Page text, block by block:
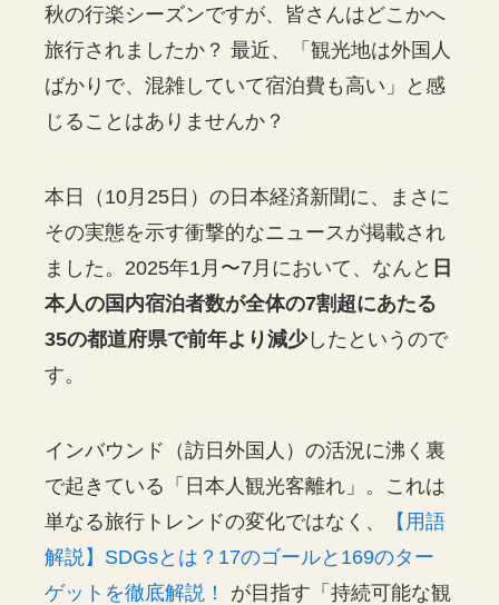
秋の行楽シーズンですが、皆さんはどこかへ
旅行されましたか？ 最近、「観光地は外国人
ばかりで、混雑していて宿泊費も高い」と感
じることはありませんか？
本日（10月25日）の日本経済新聞に、まさに
その実態を示す衝撃的なニュースが掲載され
ました。2025年1月〜7月において、なんと 日
本人の国内宿泊者数が全体の7割超にあたる
35の都道府県で前年より減少したというので
す。
インバウンド（訪日外国人）の活況に沸く裏
で起きている「日本人観光客離れ」。これは
単なる旅行トレンドの変化ではなく、
【用語
解説】SDGsとは？17のゴールと169のター
ゲットを徹底解説！
が目指す「持続可能な観